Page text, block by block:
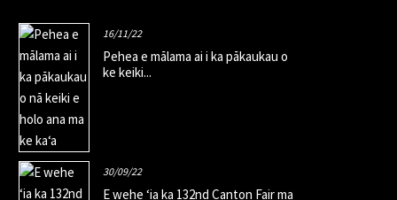
16/11/22
Pehea e mālama ai i ka pākaukau o
ke keiki...
30/09/22
E wehe ʻia ka 132nd Canton Fair ma